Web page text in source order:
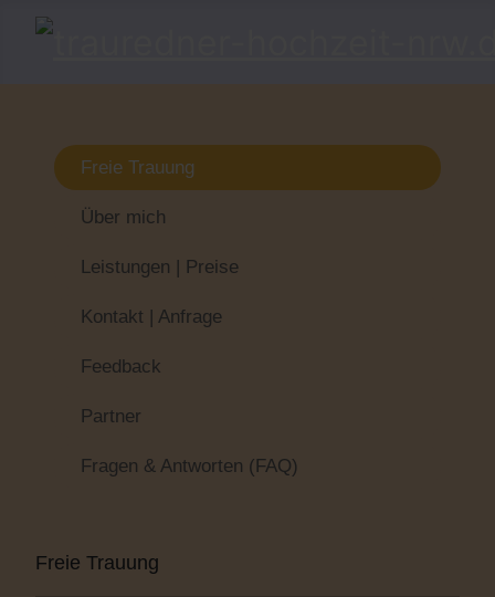
Freie Trauung
Über mich
Leistungen | Preise
Kontakt | Anfrage
Feedback
Partner
Fragen & Antworten (FAQ)
Freie Trauung